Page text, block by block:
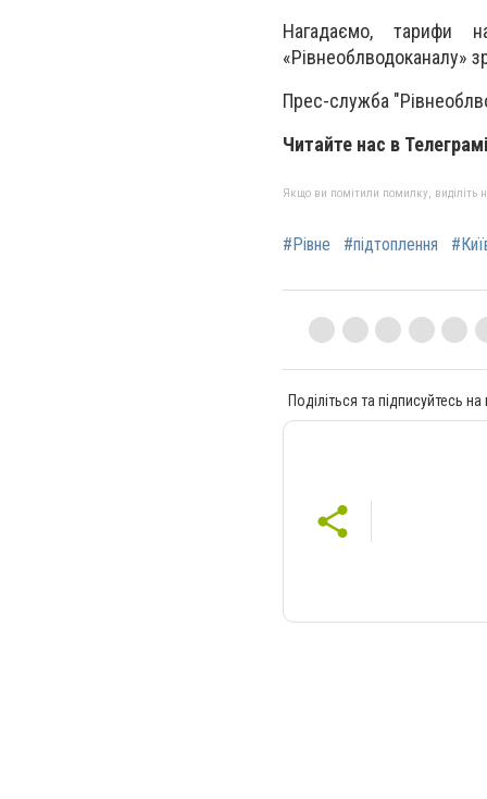
Нагадаємо, тарифи
«Рівнеоблводоканалу»
Прес-служба
Читайте нас в
Якщо ви помітили помилку, виділіть
#Рівне #підтоплення
Поділіться та підписуйтесь